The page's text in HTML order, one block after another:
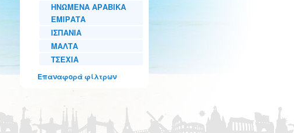
ΗΝΩΜΕΝΑ ΑΡΑΒΙΚΑ
ΕΜΙΡΑΤΑ
ΙΣΠΑΝΙΑ
ΜΑΛΤΑ
ΤΣΕΧΙΑ
Επαναφορά φίλτρων